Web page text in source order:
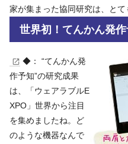
家が集まった協同研究は、とて
世界初！てんかん発
◆： “てんかん発
作予知”の研究成果
は、「ウェアラブルE
XPO」世界から注目
を集めましたね。ど
のような機器なんで